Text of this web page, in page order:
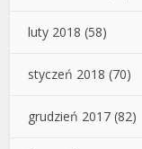
luty 2018 (58)
styczeń 2018 (70)
grudzień 2017 (82)